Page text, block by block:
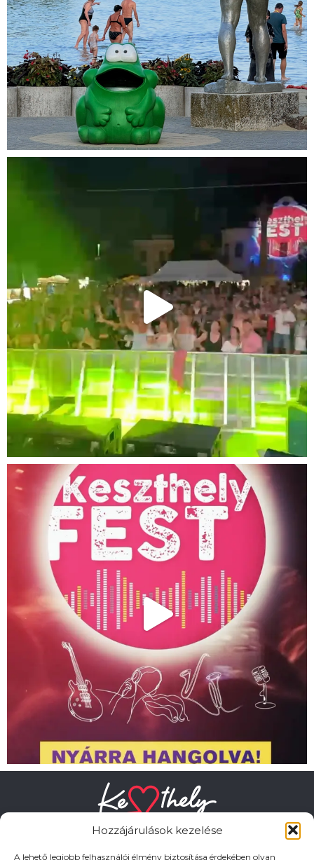
Hozzájárulások kezelése
A lehető legjobb felhasználói élmény biztosítása érdekében olyan